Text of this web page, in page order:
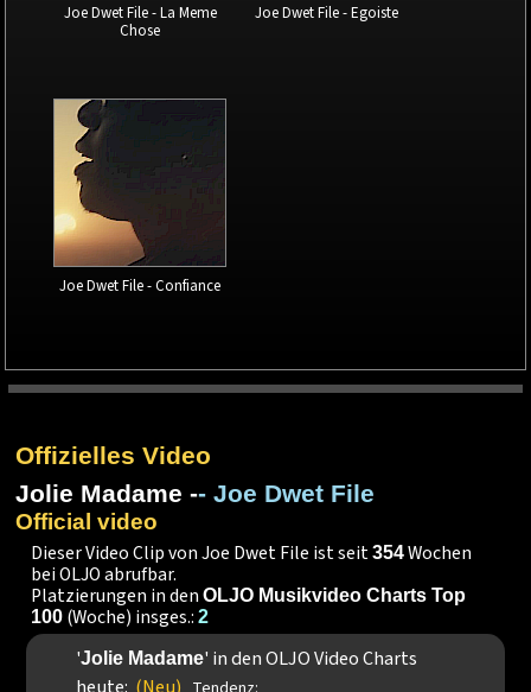
Joe Dwet File - La Meme
Chose
Joe Dwet File - Egoiste
Joe Dwet File - Confiance
Offizielles Video
Jolie Madame -- Joe Dwet File
Official video
Dieser Video Clip von Joe Dwet File ist seit354Wochen
bei OLJO abrufbar.
Platzierungen in denOLJO Musikvideo Charts Top
100 (Woche) insges.:2
'Jolie Madame' in den OLJO Video Charts
heute: (Neu)